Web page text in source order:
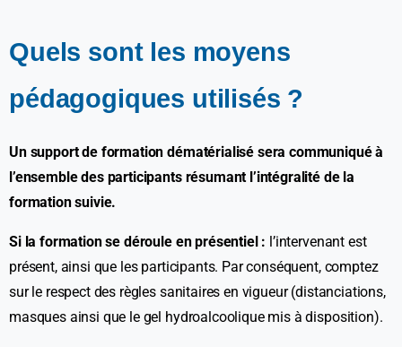
Quels sont les moyens
pédagogiques utilisés ?
Un support de formation dématérialisé sera communiqué à
l’ensemble des participants résumant l’intégralité de la
formation suivie.
Si la formation se déroule en présentiel : l’intervenant est
présent, ainsi que les participants. Par conséquent, comptez
sur le respect des règles sanitaires en vigueur (distanciations,
masques ainsi que le gel hydroalcoolique mis à disposition).